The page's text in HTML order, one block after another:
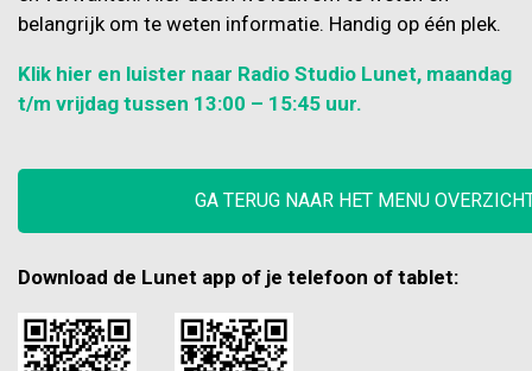
belangrijk om te weten informatie. Handig op één plek.
Klik hier en luister naar Radio Studio Lunet, maandag
t/m vrijdag tussen 13:00 – 15:45 uur.
GA TERUG NAAR HET MENU
Download de Lunet app of je telefoon of tablet: